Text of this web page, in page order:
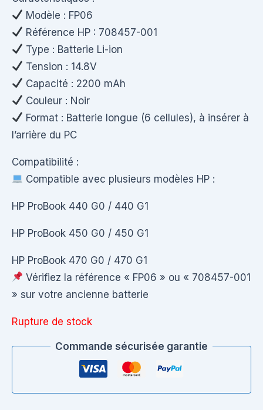
Modèle : FP06
Référence HP : 708457-001
Type : Batterie Li-ion
Tension : 14.8V
Capacité : 2200 mAh
Couleur : Noir
Format : Batterie longue (6 cellules), à insérer à
l’arrière du PC
Compatibilité :
Compatible avec plusieurs modèles HP :
HP ProBook 440 G0 / 440 G1
HP ProBook 450 G0 / 450 G1
HP ProBook 470 G0 / 470 G1
Vérifiez la référence « FP06 » ou « 708457-001
» sur votre ancienne batterie
Rupture de stock
Commande sécurisée garantie